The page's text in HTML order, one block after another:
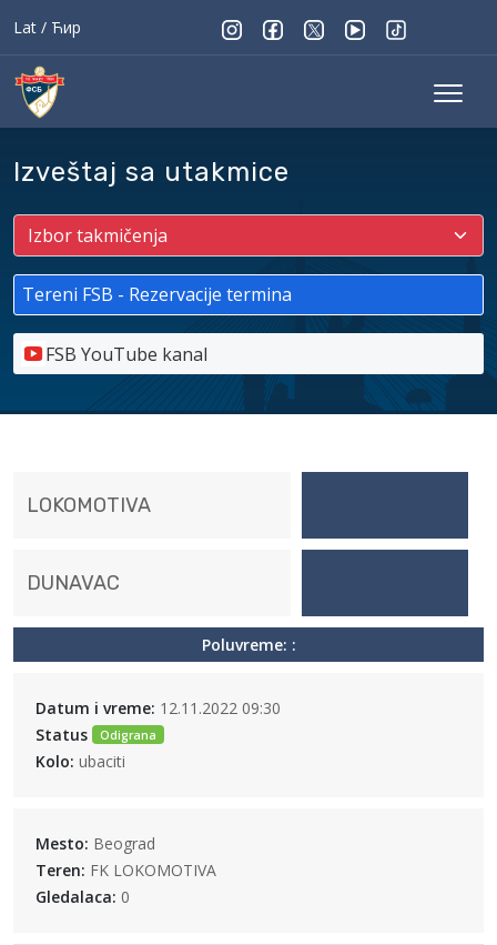
Lat / Ћир
Izveštaj sa utakmice
Tereni FSB - Rezervacije termina
FSB YouTube kanal
LOKOMOTIVA
DUNAVAC
Poluvreme: :
Datum i vreme: 12.11.2022 09:30
Status
Odigrana
Kolo: ubaciti
Mesto: Beograd
Teren: FK LOKOMOTIVA
Gledalaca: 0